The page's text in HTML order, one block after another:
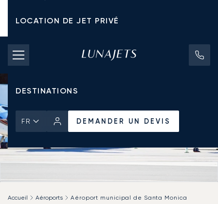
LOCATION DE JET PRIVÉ
TARIFS D'AFFRÈTEMENT
JETS PRIVÉS
DESTINATIONS
FR DEMANDER UN DEVIS
Accueil Aéroports Aéroport municipal de Santa Monica